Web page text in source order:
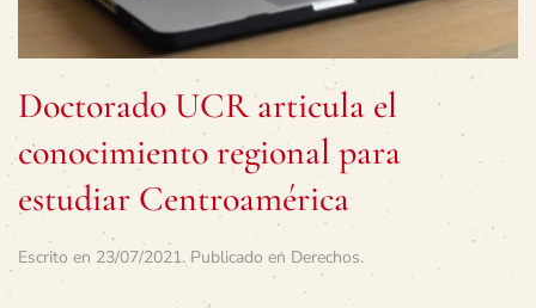
Doctorado UCR articula el
conocimiento regional para
estudiar Centroamérica
Escrito en 23/07/2021. Publicado en Derechos.